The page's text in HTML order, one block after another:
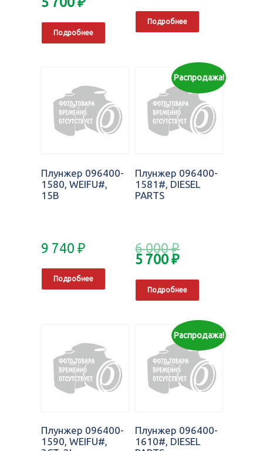
Подробнее
Подробнее
Плунжер 096400-
1580, WEIFU#,
15B
9 740 ₽
Подробнее
Распродажа!
Плунжер 096400-
1581#, DIESEL
PARTS
6 000₽
5 700₽
Подробнее
Плунжер 096400-
1590, WEIFU#,
Распродажа!
Плунжер 096400-
1610#, DIESEL